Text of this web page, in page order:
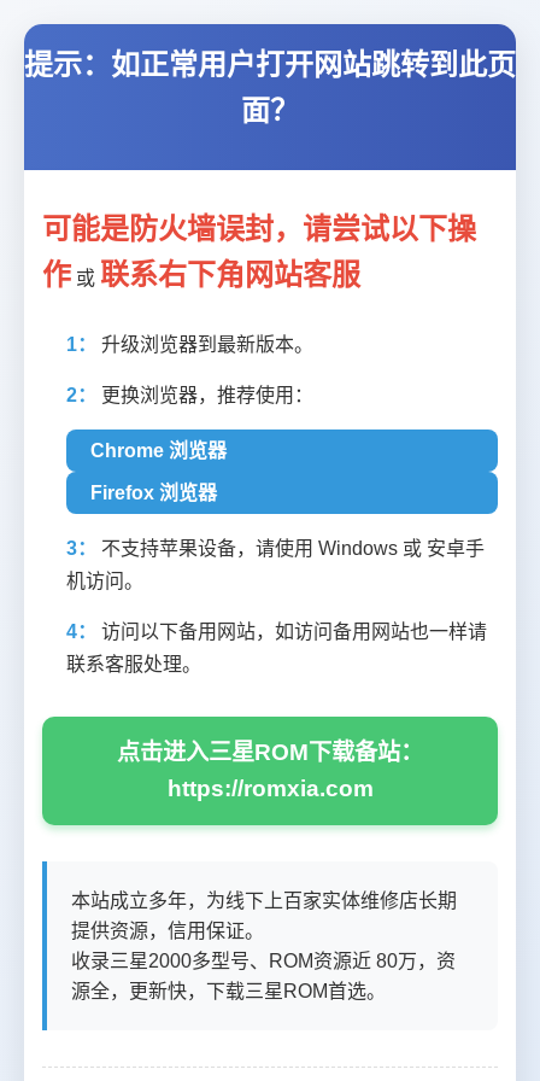
提示：如正常用户打开网站跳转到此页
面？
可能是防火墙误封，请尝试以下操
作 或 联系右下角网站客服
1： 升级浏览器到最新版本。
2： 更换浏览器，推荐使用：
Chrome 浏览器
Firefox 浏览器
3：
不支持苹果设备，请使用 Windows 或 安卓手
机访问。
4：
访问以下备用网站，如访问备用网站也一样请
联系客服处理。
点击进入三星ROM下载备站：
https://romxia.com
本站成立多年，为线下上百家实体维修店长期
提供资源，信用保证。
收录三星2000多型号、ROM资源近 80万，资
源全，更新快，下载三星ROM首选。